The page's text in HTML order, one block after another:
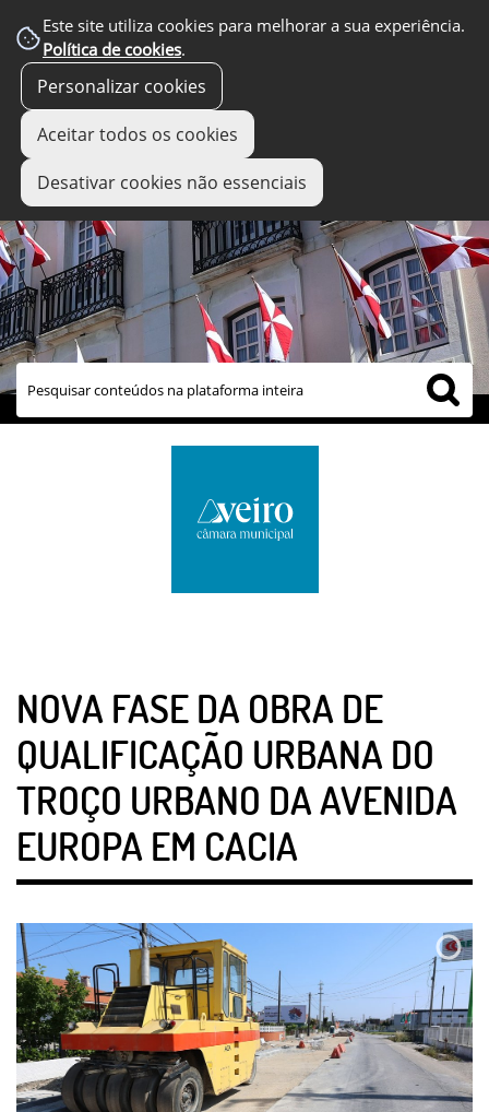
Este site utiliza cookies para melhorar a sua experiência.
Política de cookies.
Personalizar cookies
Aceitar todos os cookies
Desativar cookies não essenciais
links úteis
NOVA FASE DA OBRA DE
QUALIFICAÇÃO URBANA DO
TROÇO URBANO DA AVENIDA
EUROPA EM CACIA